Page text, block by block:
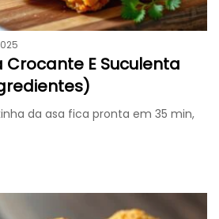
Crocante E Suculenta
da asa fica pronta em 35 min,